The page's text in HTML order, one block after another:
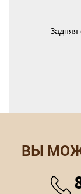
Задняя
ВЫ